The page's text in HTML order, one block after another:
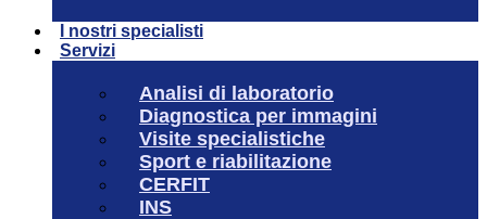
I nostri specialisti
Servizi
Analisi di laboratorio
Diagnostica per immagini
Visite specialistiche
Sport e riabilitazione
CERFIT
INS